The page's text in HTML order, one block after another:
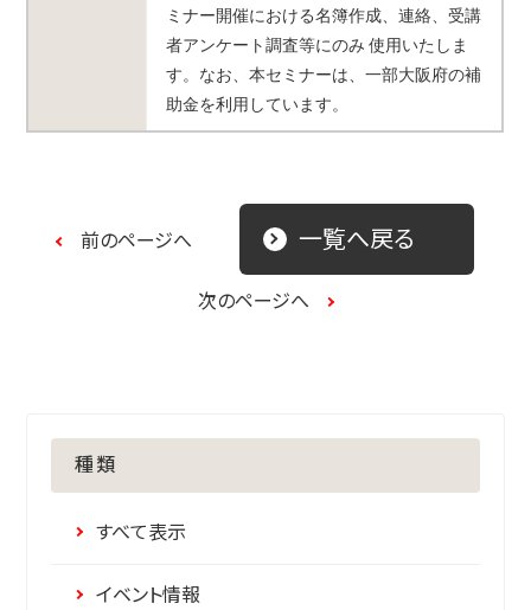
ミナー開催における名簿作成、連絡、受講
者アンケート調査等にのみ 使用いたしま
す。なお、本セミナーは、一部大阪府の補
助金を利用しています。
前のページへ 一覧へ戻る
次のページへ
種類
すべて表示
イベント情報